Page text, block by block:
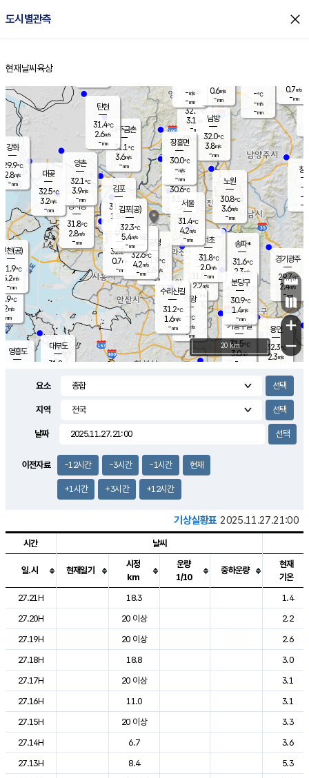
도시별관측 close
홈
현재날씨 육상
의도
℃
m/s
mm
영흥도
양주
32.7℃
3.1
-mm
과천
31.0℃
2.2m/s
- mm
용인
32.3℃
2.3m/s
경기광주
29.7℃
2.4m/s
-mm
3.2m/s
대부도
31.8
경서동
31.8℃
2.8m/s
-mm
파주금촌
31.1℃
3.6m/s
-mm
-℃
-m/s
-mm
대곶
32.5℃
3.2m/s
-mm
창
-
-m/
-
탄현
31.4℃
2.6m/s
-mm
0.7m/s
-mm
의왕
- ℃
-m/s
-mm
김포
31.5℃
1.8 m/s
mm
광명
31.9 ℃
2.8 m/s
-mm
부천
32.8℃
0.7m/s
-mm
양촌
32.1℃
3.9m/s
-mm
구로
32.6℃
4.2m/s
-mm
은평
30.6℃
3.1 m/s
- mm
노원
30.8℃
3.6m/s
-mm
송파*
31.6℃
2.3m/s
-mm
서초
31.8℃
2.0m/s
-mm
남방
32.0℃
3.8m/s
-mm
기흥구갈
31.5℃
3.0m/s
-
수리산길
31.2℃
1.6m/s
-mm
분당구
30.9℃
1.4m/s
-mm
장흥면
30.0℃
-m/s
-mm
-m/s
-mm
강화
29.9℃
2.8m/s
-mm
인천(공)
31.9℃
5.2m/s
-mm
김포(공)
32.3℃
5.4m/s
-mm
서울
31.4℃
4.2m/s
-mm
0.6m/s
-mm
+
−
20 km
요소
지역
날짜
이전자료 -12시간 -3시간 -1시간 현재
+1시간 +3시간 +12시간
기상실황표 2025.11.27.21:00
도시별 기상실황표로 지점, 날씨, 기온, 강수, 바람, 기압등을 안내한 표입
시간 날씨
일.시 현재일기
시정
km
운량
1/10
중하운량
현재
기온
27.21H
18.3
1.4
27.20H
20 이상
2.2
27.19H
20 이상
2.6
27.18H
18.8
3.0
27.17H
20 이상
3.1
27.16H
11.0
3.1
27.15H
20 이상
3.3
27.14H
6.7
3.6
27.13H
8.4
5.3